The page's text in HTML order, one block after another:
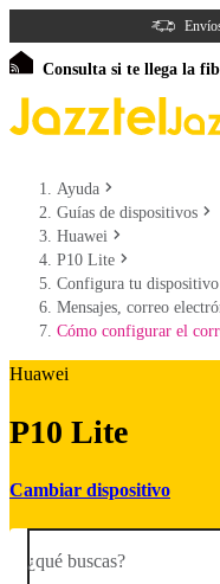
Consulta si te llega la
Ayuda
Guías de dispositivos
Huawei
P10 Lite
Configura tu dispositivo
Mensajes, correo
Cómo configurar el
Huawei
P10 Lite
Cambiar dispositivo
¿qué buscas?